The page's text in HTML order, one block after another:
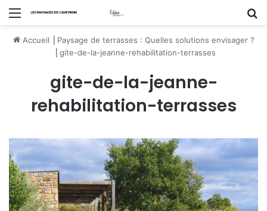
Menu
Accueil
Paysage de terrasses : Quelles solutions envisager ?
gite-de-la-jeanne-rehabilitation-terrasses
gite-de-la-jeanne-
rehabilitation-terrasses